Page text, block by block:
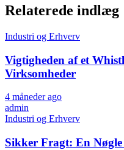
Relaterede indlæg
Industri og Erhverv
Vigtigheden af et
Virksomheder
4 måneder ago
admin
Industri og Erhverv
Sikker Fragt: En